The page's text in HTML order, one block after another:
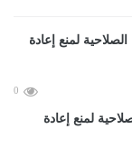
0
لمنع إعادة